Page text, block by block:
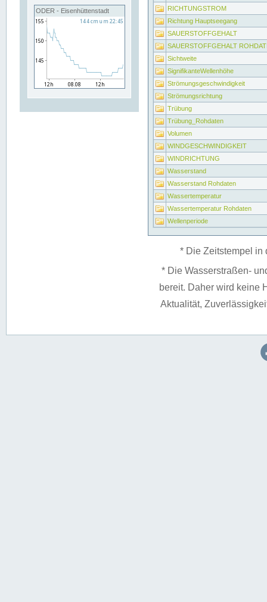
ODER - Eisenhüttenstadt
RICHTUNGSTROM
Richtung Hauptseegang
SAUERSTOFFGEHALT
SAUERSTOFFGEHALT
Sichtweite
SignifikanteWellenhöhe
Strömungsgeschwindigkeit
Strömungsrichtung
Trübung
Trübung_Rohdaten
Volumen
WINDGESCHWINDIGKEIT
WINDRICHTUNG
Wasserstand
Wasserstand Rohdaten
Wassertemperatur
Wassertemperatur Rohdaten
Wellenperiode
* Die Zeitstempel in
* Die Wasserstraßen-
bereit. Daher wird keine
Aktualität,